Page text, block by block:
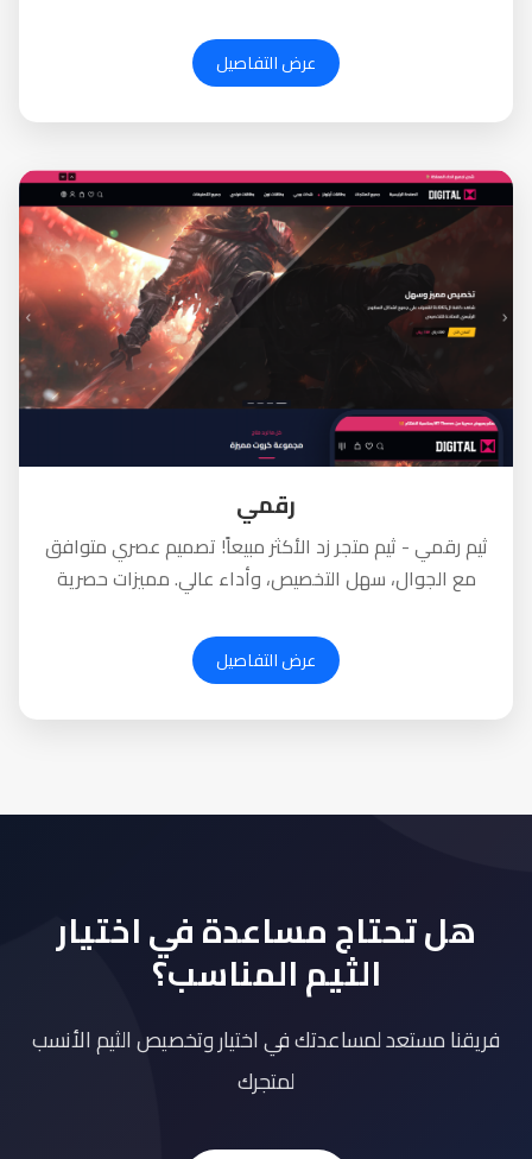
عرض التفاصيل
رقمي
ثيم رقمي - ثيم متجر زد الأكثر مبيعاً! تصميم عصري متوافق
مع الجوال، سهل التخصيص، وأداء عالي. مميزات حصرية
عرض التفاصيل
هل تحتاج مساعدة في اختيار
الثيم المناسب؟
فريقنا مستعد لمساعدتك في اختيار وتخصيص الثيم الأنسب
لمتجرك